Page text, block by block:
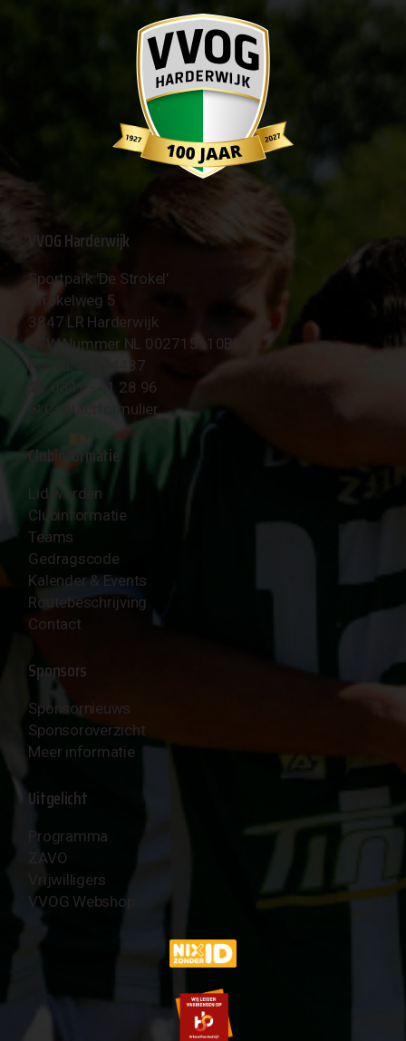
VVOG Harderwijk
Sportpark 'De Strokel'
Strokelweg 5
3847 LR Harderwijk
BTW Nummer NL 002715910B01
KvK Nr 40094437
☎︎ 0341 - 41 28 96
✉︎ Contactformulier
Clubinformatie
Lid worden
Clubinformatie
Teams
Gedragscode
Kalender & Events
Routebeschrijving
Contact
Sponsors
Sponsornieuws
Sponsoroverzicht
Meer informatie
Uitgelicht
Programma
ZAVO
Vrijwilligers
VVOG Webshop